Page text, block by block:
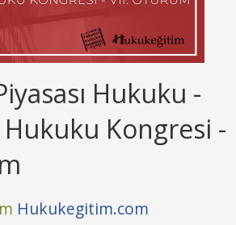
Hukuku -
Kongresi -
Hukukegitim.com